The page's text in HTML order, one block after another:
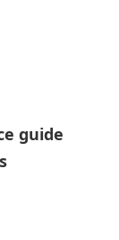
guide